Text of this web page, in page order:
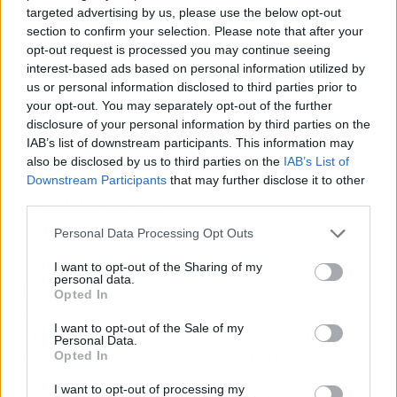
targeted advertising by us, please use the below opt-out
section to confirm your selection. Please note that after your
opt-out request is processed you may continue seeing
interest-based ads based on personal information utilized by
us or personal information disclosed to third parties prior to
your opt-out. You may separately opt-out of the further
disclosure of your personal information by third parties on the
IAB’s list of downstream participants. This information may
also be disclosed by us to third parties on the IAB’s List of
Downstream Participants that may further disclose it to other
Personal Data Processing Opt Outs
I want to opt-out of the Sharing of my
personal data.
Opted In
I want to opt-out of the Sale of my
Personal Data.
Opted In
I want to opt-out of processing my
Creo que hay que tomárselo como lo que
probablemente sea: actores que se hicieron
muy famosos muy rápido, con sus vidas, sus
equipos y sus proyectos, y una creador que
decidió cerrar la historia cuando él ha querido.
Lo de las pullas y los vídeos fuera de contexto es
la salsa que le gusta a internet, pero las
declaraciones de Sydney apuntan justo en la
dirección contraria.
Eso sí: que una de las protagonistas se vea
obligada a desmentir el beef da igual de qué
color es el humo. Algo se ha cocido, aunque solo
temporada final recién estrenada, habrá que
ver si las tramas en pantalla consiguen callar